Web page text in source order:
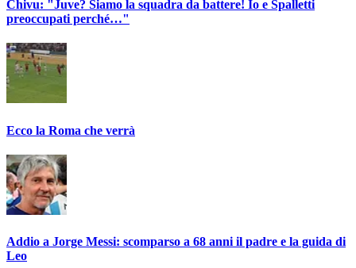
Chivu: "Juve? Siamo la squadra da battere! Io e Spalletti
preoccupati perché…"
Ecco la Roma che verrà
Addio a Jorge Messi: scomparso a 68 anni il padre e la guida di
Leo